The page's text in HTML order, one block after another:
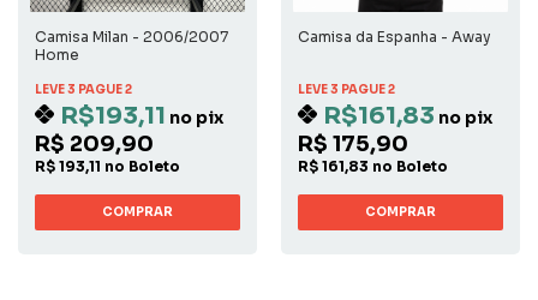
Camisa Milan - 2006/2007
Home
LEVE 3 PAGUE 2
R$193,11 no pix
R$ 209,90
R$ 193,11 no Boleto
COMPRAR
Camisa da Espanha - Away
LEVE 3 PAGUE 2
R$161,83 no pix
R$ 175,90
R$ 161,83 no Boleto
COMPRAR